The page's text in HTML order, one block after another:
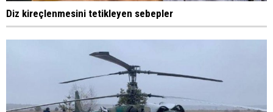
Diz kireçlenmesini tetikleyen sebepler